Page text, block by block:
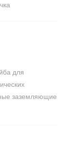
для
заземляющие